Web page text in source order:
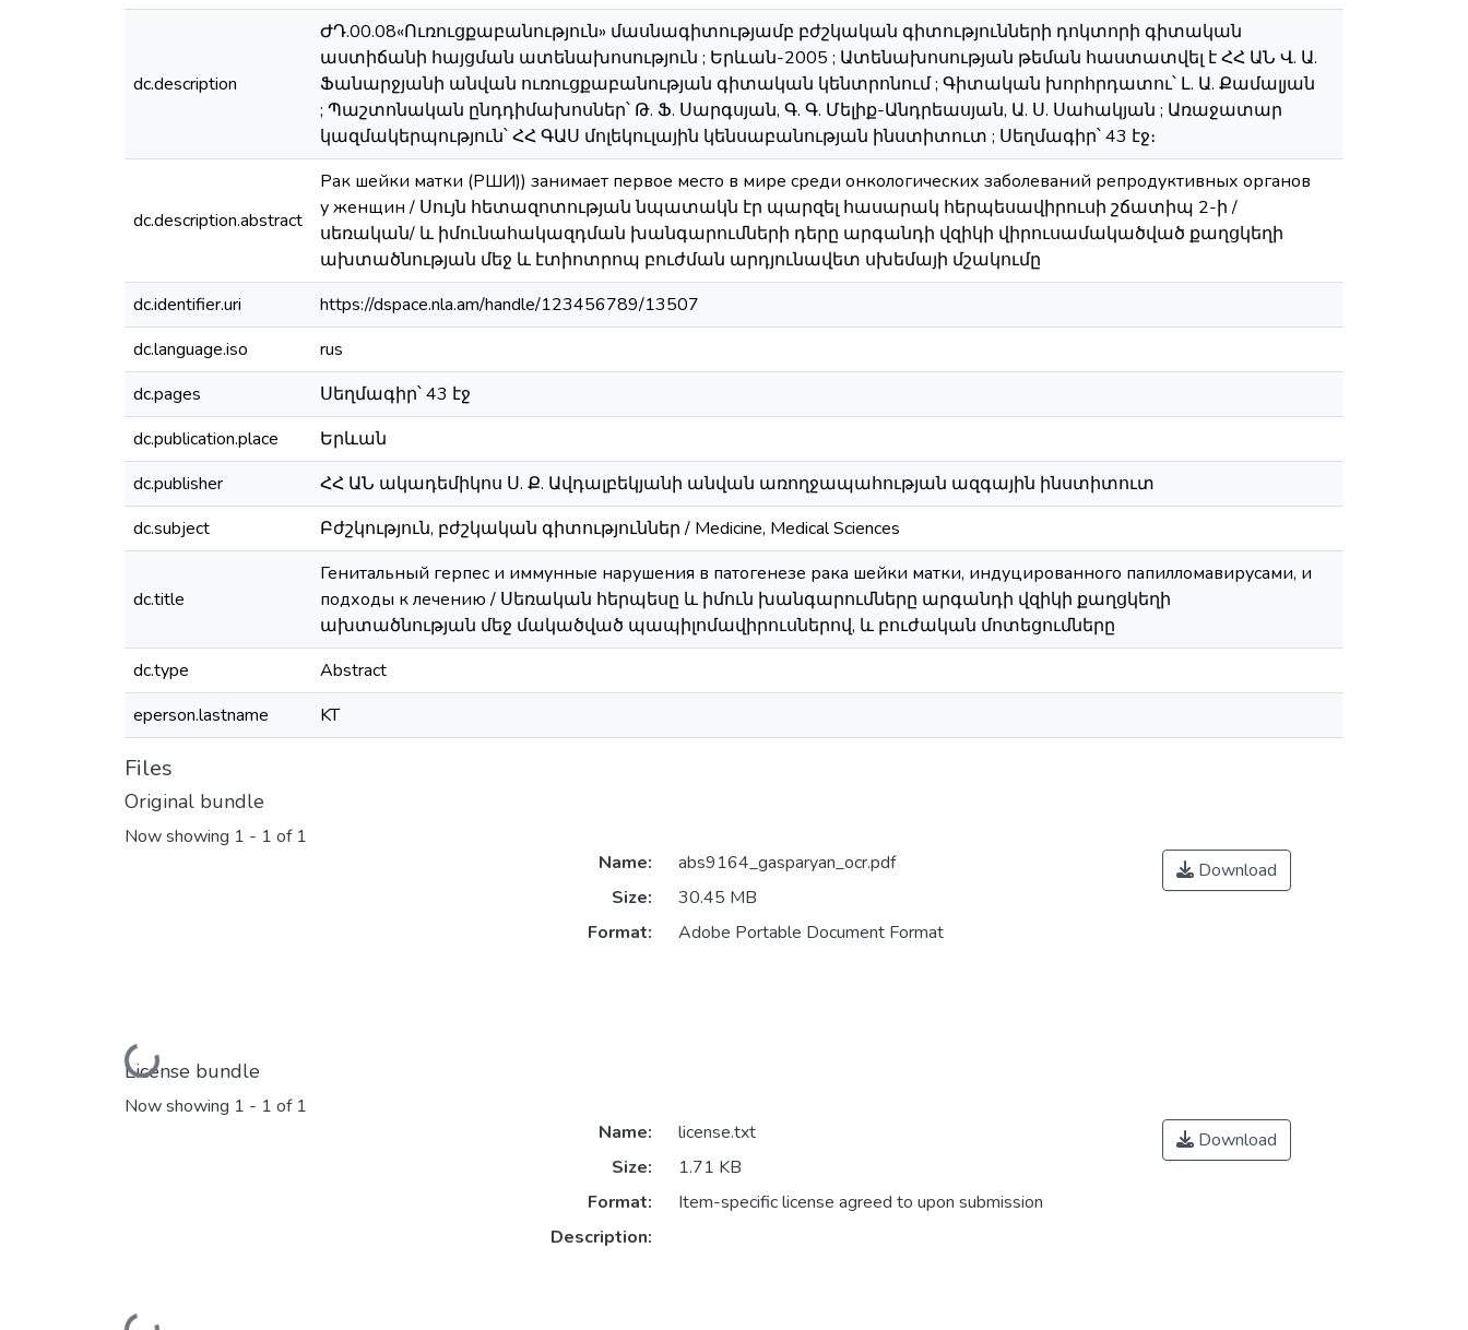
dc.description
ԺԴ.00.08«Ուռուցքաբանություն» մասնագիտությամբ բժշկական գիտությունների դոկտորի գիտական
աստիճանի հայցման ատենախոսություն ; Երևան-2005 ; Ատենախոսության թեման հաստատվել է ՀՀ ԱՆ Վ. Ա.
Ֆանարջյանի անվան ուռուցքաբանության գիտական կենտրոնում ; Գիտական խորհրդատու՝ Լ. Ա. Քամալյան
; Պաշտոնական ընդդիմախոսներ՝ Թ. Ֆ. Սարգսյան, Գ. Գ. Մելիք-Անդրեասյան, Ա. Ս. Սահակյան ; Առաջատար
կազմակերպություն՝ ՀՀ ԳԱՍ մոլեկուլային կենսաբանության ինստիտուտ ; Սեղմագիր՝ 43 էջ։
dc.description.abstract
Рак шейки матки (РШИ)) занимает первое место в мире среди онкологических заболеваний репродуктивных органов
у женщин / Սույն հետազոտության նպատակն էր պարզել հասարակ հերպեսավիրուսի շճատիպ 2-ի /
սեռական/ և իմունահակազդման խանգարումների դերը արգանդի վզիկի վիրուսամակածված քաղցկեղի
ախտածնության մեջ և էտիոտրոպ բուժման արդյունավետ սխեմայի մշակումը
dc.identifier.uri
https://dspace.nla.am/handle/123456789/13507
dc.language.iso
rus
dc.pages
Սեղմագիր՝ 43 էջ
dc.publication.place
Երևան
dc.publisher
ՀՀ ԱՆ ակադեմիկոս Ս. Ք. Ավդալբեկյանի անվան առողջապահության ազգային ինստիտուտ
dc.subject
Բժշկություն, բժշկական գիտություններ / Medicine, Medical Sciences
dc.title
Генитальный герпес и иммунные нарушения в патогенезе рака шейки матки, индуцированного папилломавирусами, и
подходы к лечению / Սեռական հերպեսը և իմուն խանգարումները արգանդի վզիկի քաղցկեղի
ախտածնության մեջ մակածված պապիլոմավիրուսներով, և բուժական մոտեցումները
dc.type
​Abstract
eperson.lastname
KT
Files
Original bundle
Now showing 1 - 1 of 1
Loading...
Name:
abs9164_gasparyan_ocr.pdf
Size:
30.45 MB
Format:
Adobe Portable Document Format
Download
License bundle
Now showing 1 - 1 of 1
Name:
license.txt
Size:
1.71 KB
Format:
Item-specific license agreed to upon submission
Description:
Download